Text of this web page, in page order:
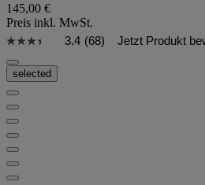
145,00 €
Preis inkl. MwSt.
3.4 (68) Jetzt Produkt
selected